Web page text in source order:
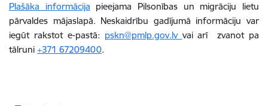
Plašāka informācija pieejama Pilsonības un migrāciju lietu
pārvaldes mājaslapā. Neskaidrību gadījumā informāciju var
iegūt rakstot e-pastā: pskn@pmlp.gov.lv vai arī zvanot pa
tālruni +371 67209400.